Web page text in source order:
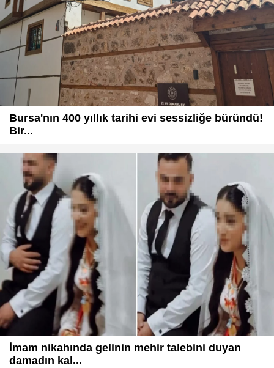
Bursa'nın 400 yıllık tarihi evi sessizliğe büründü!
Bir...
İmam nikahında gelinin mehir talebini duyan
damadın kal...